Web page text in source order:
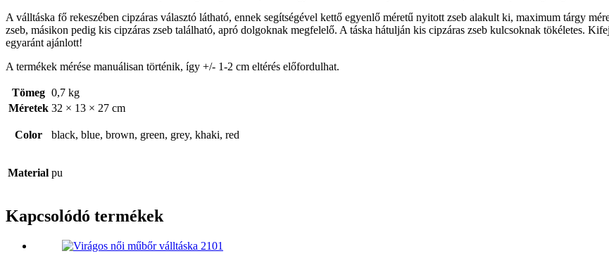
A válltáska fő rekeszében cipzáras választó látható, ennek segítségével kettő egyenlő méretű nyitott zseb alakult ki, maximum tárgy
zseb, másikon pedig kis cipzáras zseb található, apró dolgoknak megfelelő. A táska hátulján kis cipzáras zseb kulcsoknak tökéletes.
egyaránt ajánlott!
A termékek mérése manuálisan történik, így +/- 1-2 cm eltérés előfordulhat.
Tömeg 0,7 kg
Méretek 32 × 13 × 27 cm
Color black, blue, brown, green, grey, khaki, red
Material pu
Kapcsolódó termékek